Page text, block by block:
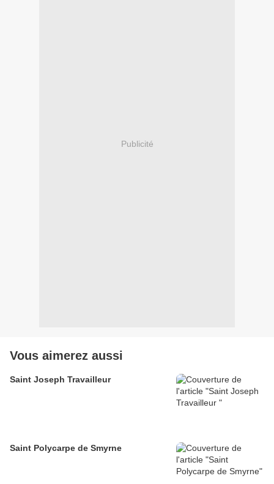
Publicité
Vous aimerez aussi
Saint Joseph Travailleur
Saint Polycarpe de Smyrne